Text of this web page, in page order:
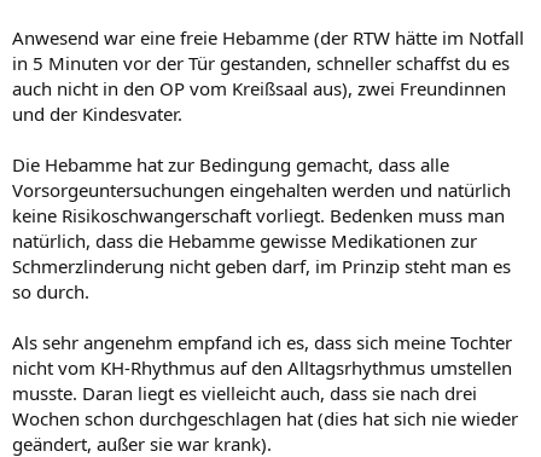
Anwesend war eine freie Hebamme (der RTW hätte im Notfall
in 5 Minuten vor der Tür gestanden, schneller schaffst du es
auch nicht in den OP vom Kreißsaal aus), zwei Freundinnen
und der Kindesvater.
Die Hebamme hat zur Bedingung gemacht, dass alle
Vorsorgeuntersuchungen eingehalten werden und natürlich
keine Risikoschwangerschaft vorliegt. Bedenken muss man
natürlich, dass die Hebamme gewisse Medikationen zur
Schmerzlinderung nicht geben darf, im Prinzip steht man es
so durch.
Als sehr angenehm empfand ich es, dass sich meine Tochter
nicht vom KH-Rhythmus auf den Alltagsrhythmus umstellen
musste. Daran liegt es vielleicht auch, dass sie nach drei
Wochen schon durchgeschlagen hat (dies hat sich nie wieder
geändert, außer sie war krank).